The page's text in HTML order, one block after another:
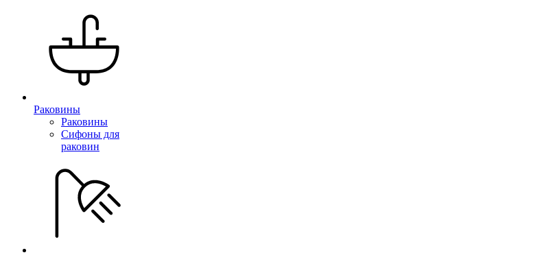
Раковины
Раковины
Сифоны для
раковин